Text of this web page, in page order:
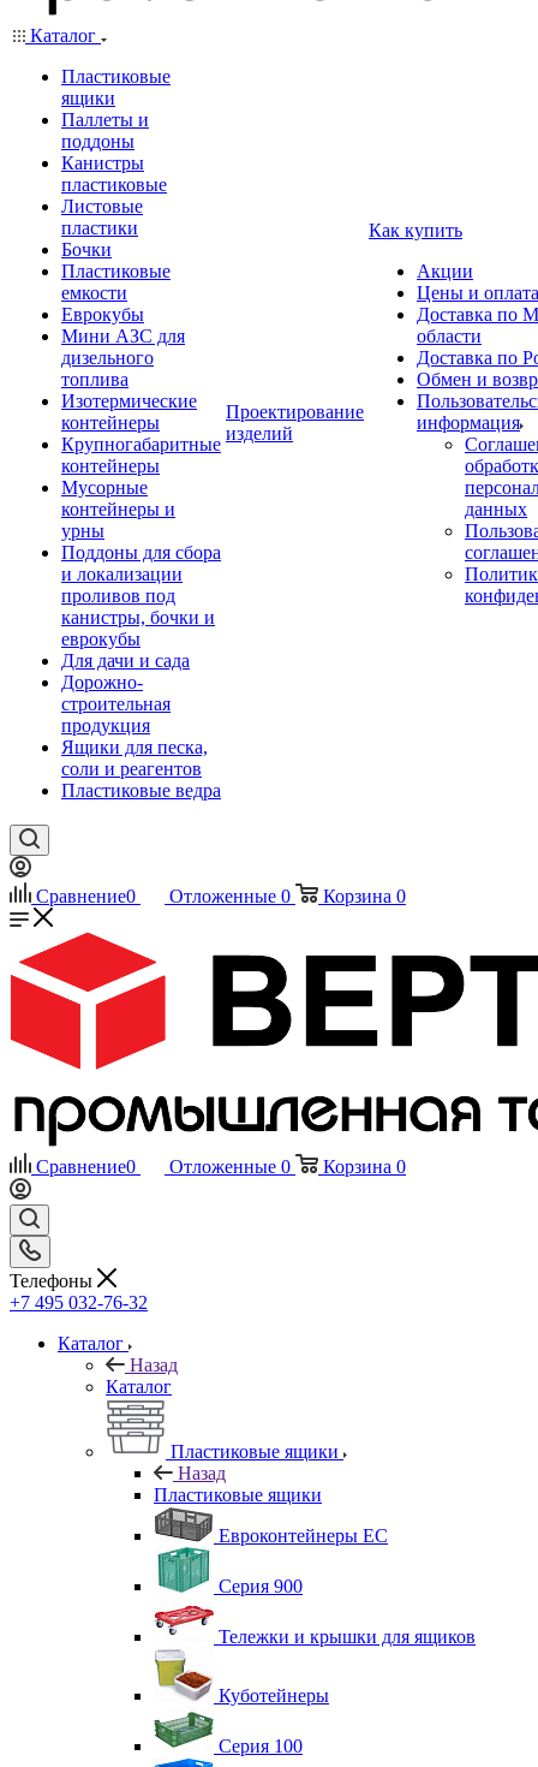
Каталог
Пластиковые
ящики
Паллеты и
поддоны
Канистры
пластиковые
Листовые
пластики
Бочки
Пластиковые
емкости
Еврокубы
Мини АЗС для
дизельного
топлива
Изотермические
контейнеры
Крупногабаритные
контейнеры
Мусорные
контейнеры и
урны
Поддоны для сбора
и локализации
проливов под
канистры, бочки и
еврокубы
Для дачи и сада
Дорожно-
строительная
продукция
Ящики для песка,
соли и реагентов
Пластиковые ведра
Проектирование
изделий
Как купить
Акции
Цены и оплата
Доставка по
области
Доставка по
Обмен и
информация
данных
Сравнение0 Отложенные 0 Корзина 0
Сравнение0 Отложенные 0 Корзина 0
Телефоны
+7 495 032-76-32
Каталог
Назад
Каталог
Пластиковые ящики
Назад
Пластиковые ящики
Евроконтейнеры ЕС
Серия 900
Тележки и крышки для ящиков
Куботейнеры
Серия 100